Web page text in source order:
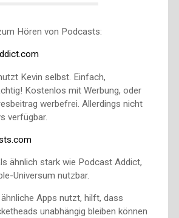
Hören von Podcasts:
Kevin selbst. Einfach,
Kostenlos mit Werbung, oder
werbefrei. Allerdings nicht
verfügbar.
ähnlich stark wie Podcast Addict,
Universum nutzbar.
Apps nutzt, hilft, dass
unabhängig bleiben können